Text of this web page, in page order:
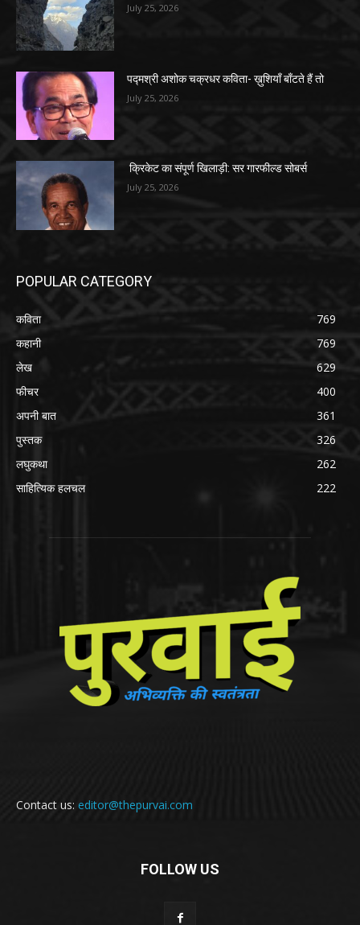
July 25, 2026
पद्मश्री अशोक चक्रधर कविता- ख़ुशियाँ बाँटते हैं तो
July 25, 2026
क्रिकेट का संपूर्ण खिलाड़ी: सर गारफील्ड सोबर्स
July 25, 2026
POPULAR CATEGORY
कविता
769
कहानी
769
लेख
629
फीचर
400
अपनी बात
361
पुस्तक
326
लघुकथा
262
साहित्यिक हलचल
222
Contact us: editor@thepurvai.com
FOLLOW US